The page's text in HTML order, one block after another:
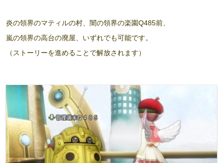
炎の領界のマティルの村、闇の領界の楽園Q485前、
嵐の領界の高台の廃屋、いずれでも可能です。
（ストーリーを進めることで解放されます）